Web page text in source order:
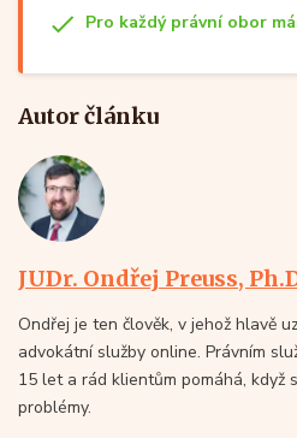
Pro každý právní obor
Autor článku
JUDr. Ondřej Preuss,
Ondřej je ten člověk, v jehož hlavě
advokátní služby online. Právním
15 let a rád klientům pomáhá, když
problémy.